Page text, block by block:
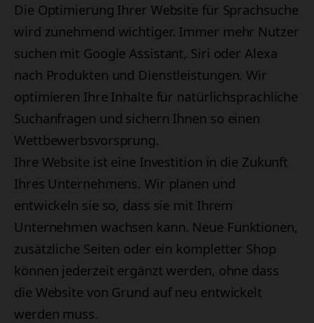
Die Optimierung Ihrer Website für Sprachsuche
wird zunehmend wichtiger. Immer mehr Nutzer
suchen mit Google Assistant, Siri oder Alexa
nach Produkten und Dienstleistungen. Wir
optimieren Ihre Inhalte für natürlichsprachliche
Suchanfragen und sichern Ihnen so einen
Wettbewerbsvorsprung.
Ihre Website ist eine Investition in die Zukunft
Ihres Unternehmens. Wir planen und
entwickeln sie so, dass sie mit Ihrem
Unternehmen wachsen kann. Neue Funktionen,
zusätzliche Seiten oder ein kompletter Shop
können jederzeit ergänzt werden, ohne dass
die Website von Grund auf neu entwickelt
werden muss.